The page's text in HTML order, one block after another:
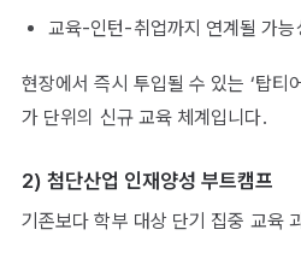
교육-인턴-취업까지 연계될 가능
현장에서 즉시 투입될 수 있는 ‘탑티
가 단위의 신규 교육 체계입니다.
2) 첨단산업 인재양성 부트캠프
기존보다 학부 대상 단기 집중 교육